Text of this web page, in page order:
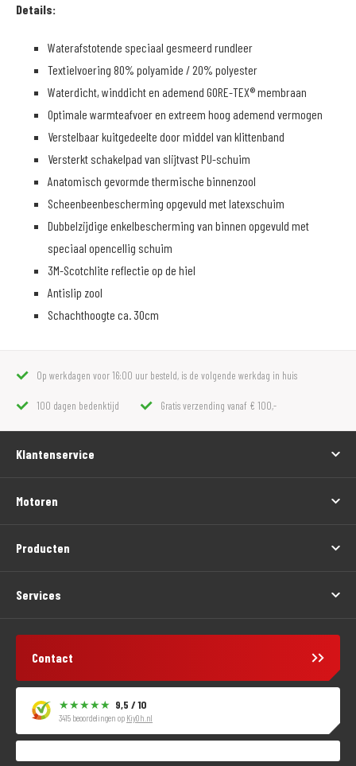
Details:
Waterafstotende speciaal gesmeerd rundleer
Textielvoering 80% polyamide / 20% polyester
Waterdicht, winddicht en ademend GORE-TEX® membraan
Optimale warmteafvoer en extreem hoog ademend vermogen
Verstelbaar kuitgedeelte door middel van klittenband
Versterkt schakelpad van slijtvast PU-schuim
Anatomisch gevormde thermische binnenzool
Scheenbeenbescherming opgevuld met latexschuim
Dubbelzijdige enkelbescherming van binnen opgevuld met
speciaal opencellig schuim
3M-Scotchlite reflectie op de hiel
Antislip zool
Schachthoogte ca. 30cm
Op werkdagen voor 16:00 uur besteld, is de volgende werkdag in huis
100 dagen bedenktijd Gratis verzending vanaf € 100,-
Klantenservice
Motoren
Producten
Services
Contact
9,5 / 10
3415 beoordelingen op KiyOh.nl